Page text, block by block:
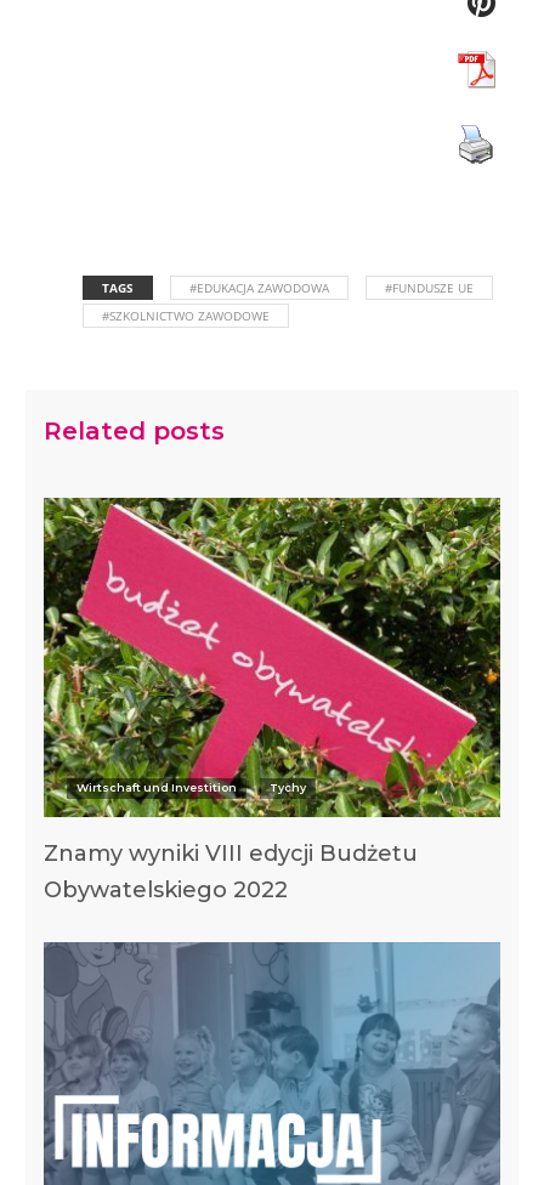
TAGS #EDUKACJA ZAWODOWA
#FUNDUSZE UE
#SZKOLNICTWO ZAWODOWE
Related posts
Wirtschaft und Investition Tychy
Znamy wyniki VIII edycji Budżetu
Obywatelskiego 2022